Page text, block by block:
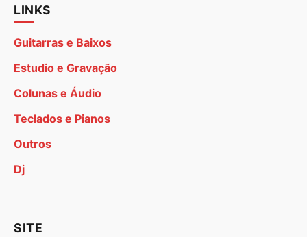
LINKS
Guitarras e Baixos
Estudio e Gravação
Colunas e Áudio
Teclados e Pianos
Outros
Dj
SITE